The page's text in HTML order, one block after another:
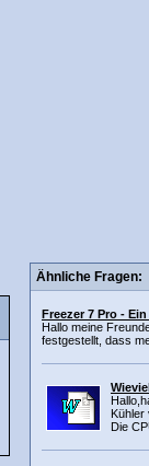
Ähnliche Fragen:
Freezer 7 Pro -
Hallo meine
festgestellt, dass
Die